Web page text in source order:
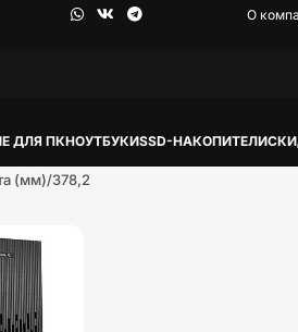
О
ДЛЯ ПКНОУТБУКИSSD-НАКОПИТЕЛИ
(мм) 378,2